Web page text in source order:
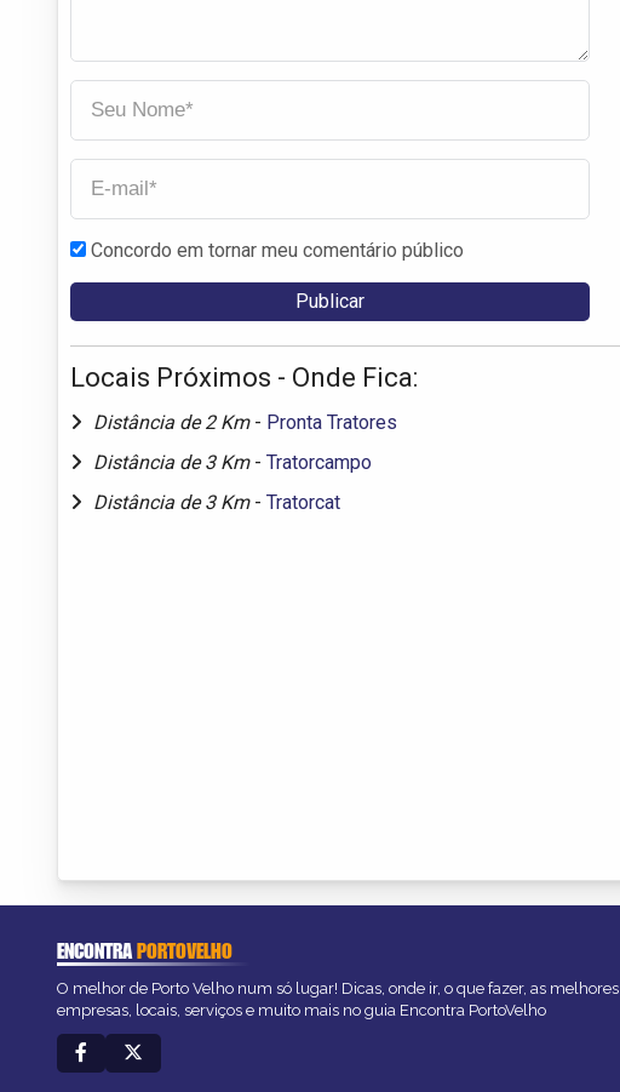
Concordo em tornar meu comentário público
Locais Próximos - Onde Fica:
Distância de 2 Km - Pronta Tratores
Distância de 3 Km - Tratorcampo
Distância de 3 Km - Tratorcat
ENCONTRAPORTOVELHO
O melhor de Porto Velho num só lugar! Dicas, onde ir, o que fazer, as melhores
empresas, locais, serviços e muito mais no guia Encontra PortoVelho